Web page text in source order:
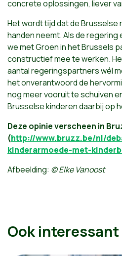
concrete oplossingen, liever
Het wordt tijd dat de Brusselse
handen neemt. Als de regering
we met Groen in het Brussels
constructief mee te werken.
aantal regeringspartners wél
het onverantwoord de
nog meer vooruit te schuiven
Brusselse kinderen daarbij op
Deze opinie verscheen in
(http://www.bruzz.be/nl/
kinderarmoede-met-
Afbeelding: © Elke Vanoost
Ook interessant